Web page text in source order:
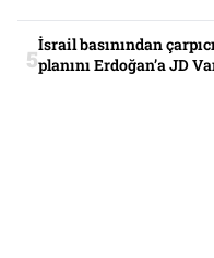
İsrail basınından
planını Erdoğan’a JD